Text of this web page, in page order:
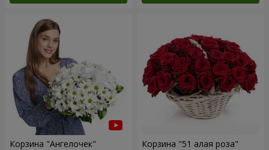
Корзина "Ангелочек" Корзина "51 алая роза"